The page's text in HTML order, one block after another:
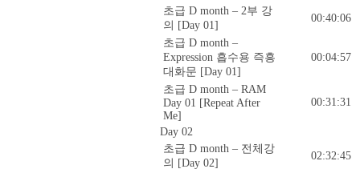
초급 D month – 2부 강
의 [Day 01]
00:40:06
초급 D month –
Expression 흡수용 즉흥
대화문 [Day 01]
00:04:57
초급 D month – RAM
Day 01 [Repeat After
Me]
00:31:31
Day 02
초급 D month – 전체강
의 [Day 02]
02:32:45